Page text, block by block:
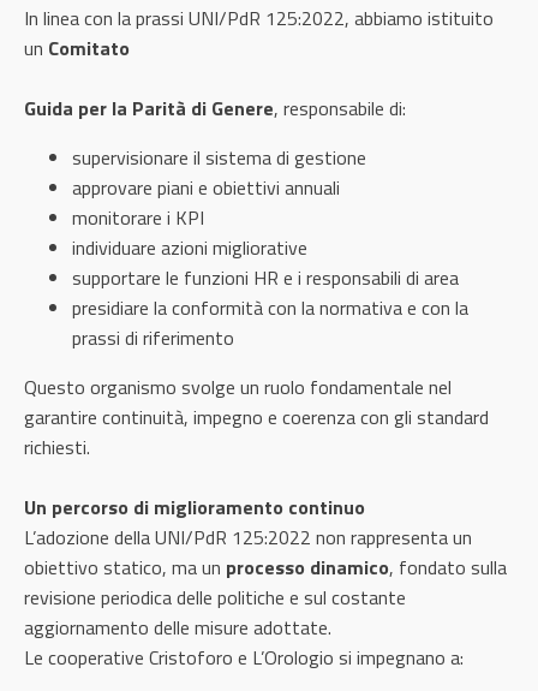
In linea con la prassi UNI/PdR 125:2022, abbiamo istituito
un Comitato
Guida per la Parità di Genere, responsabile di:
supervisionare il sistema di gestione
approvare piani e obiettivi annuali
monitorare i KPI
individuare azioni migliorative
supportare le funzioni HR e i responsabili di area
presidiare la conformità con la normativa e con la
prassi di riferimento
Questo organismo svolge un ruolo fondamentale nel
garantire continuità, impegno e coerenza con gli standard
richiesti.
Un percorso di miglioramento continuo
L’adozione della UNI/PdR 125:2022 non rappresenta un
obiettivo statico, ma un processo dinamico, fondato sulla
revisione periodica delle politiche e sul costante
aggiornamento delle misure adottate.
Le cooperative Cristoforo e L’Orologio si impegnano a: